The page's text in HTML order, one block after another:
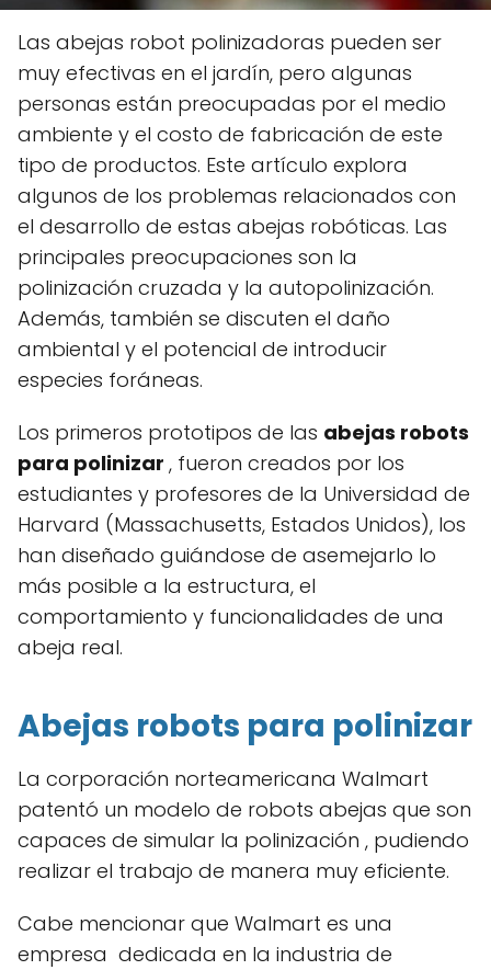
Las abejas robot polinizadoras pueden ser
muy efectivas en el jardín, pero algunas
personas están preocupadas por el medio
ambiente y el costo de fabricación de este
tipo de productos. Este artículo explora
algunos de los problemas relacionados con
el desarrollo de estas abejas robóticas. Las
principales preocupaciones son la
polinización cruzada y la autopolinización.
Además, también se discuten el daño
ambiental y el potencial de introducir
especies foráneas.
Los primeros prototipos de las abejas robots
para polinizar , fueron creados por los
estudiantes y profesores de la Universidad de
Harvard (Massachusetts, Estados Unidos), los
han diseñado guiándose de asemejarlo lo
más posible a la estructura, el
comportamiento y funcionalidades de una
abeja real.
Abejas robots para polinizar
La corporación norteamericana Walmart
patentó un modelo de robots abejas que son
capaces de simular la polinización , pudiendo
realizar el trabajo de manera muy eficiente.
Cabe mencionar que Walmart es una
empresa dedicada en la industria de